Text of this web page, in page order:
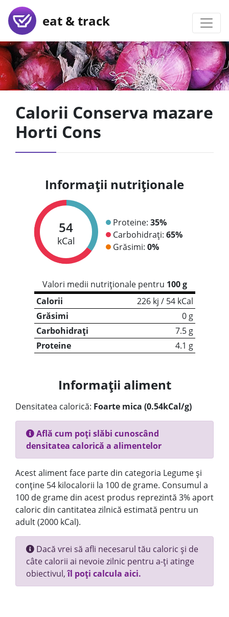
eat & track
Calorii Conserva mazare
Horti Cons
Informații nutriționale
54
kCal
Proteine: 35%
Carbohidrați: 65%
Grăsimi: 0%
Valori medii nutriționale pentru 100 g
Calorii
226 kj / 54 kCal
Grăsimi
0 g
Carbohidrați
7.5 g
Proteine
4.1 g
Informații aliment
Densitatea calorică: Foarte mica (0.54kCal/g)
Află cum poți slăbi cunoscând
densitatea calorică a alimentelor
Acest aliment face parte din categoria Legume și
conține 54 kilocalorii la 100 de grame. Consumul a
100 de grame din acest produs reprezintă 3% aport
caloric din cantitatea zilnică estimată pentru un
adult (2000 kCal).
Dacă vrei să afli necesarul tău caloric și de
câte calorii ai nevoie zilnic pentru a-ți atinge
obiectivul,îl poți calcula aici.